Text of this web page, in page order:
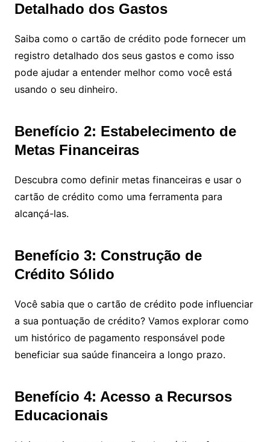
Detalhado dos Gastos
Saiba como o cartão de crédito pode fornecer um
registro detalhado dos seus gastos e como isso
pode ajudar a entender melhor como você está
usando o seu dinheiro.
Benefício 2: Estabelecimento de
Metas Financeiras
Descubra como definir metas financeiras e usar o
cartão de crédito como uma ferramenta para
alcançá-las.
Benefício 3: Construção de
Crédito Sólido
Você sabia que o cartão de crédito pode influenciar
a sua pontuação de crédito? Vamos explorar como
um histórico de pagamento responsável pode
beneficiar sua saúde financeira a longo prazo.
Benefício 4: Acesso a Recursos
Educacionais